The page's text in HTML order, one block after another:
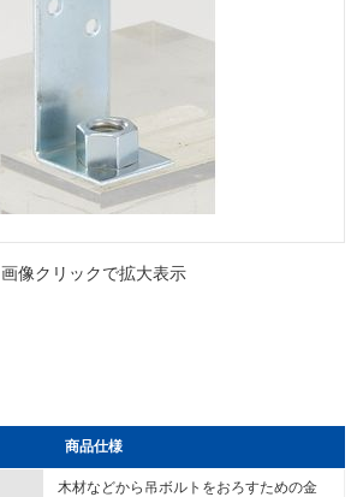
画像クリックで拡大表示
商品仕様
木材などから吊ボルトをおろすための金